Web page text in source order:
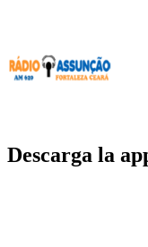
Descarga la